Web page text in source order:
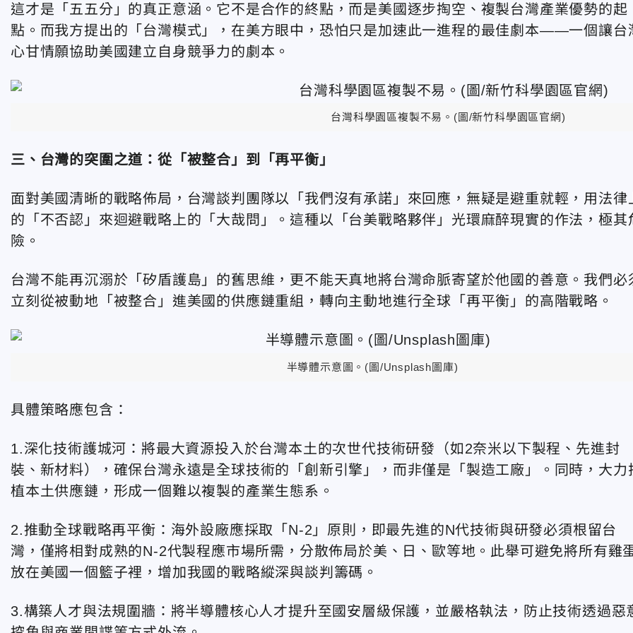
這才是「五五分」的真正意涵。它不是合作的終點，而是美國逐步掏空、複製台灣產業優勢的起
點。而我方提出的「台灣模式」，在美方眼中，恐怕只是加速此一進程的最佳劇本——一個讓台
心甘情願協助美國建立自身競爭力的劇本。
台灣科學園區複製不易。(圖/新竹科學園區官網)
三、台灣的突圍之道：從「被整合」到「再平衡」
面對美國清晰的戰略佈局，台灣談判團隊以「我們沒有承諾」來回應，無疑是避重就輕，用法律
的「不否認」來迴避戰略上的「大哉問」。這種以「台美戰略夥伴」光環麻醉現實的作法，極其
險。
台灣不能再沉溺於「矽盾護島」的舊思維，更不能天真地將台灣命脈寄望於他國的善意。我們必
立刻從被動地「被整合」進美國的供應鏈重組，轉向主動地進行全球「再平衡」的高階戰略。
半導體示意圖。(圖/Unsplash圖庫)
具體策略應包含：
1.深化技術護城河：將最大資源投入於台灣本土的次世代技術研發（如2奈米以下製程、先進封
裝、新材料），確保台灣永遠是全球技術的「創新引擎」，而非僅是「製造工廠」。同時，大力
植本土供應鏈，形成一個難以複製的產業生態系。
2.推動全球戰略再平衡：海外設廠應採取「N-2」原則，即最先進的N代技術與研發必須根留台
灣，僅將相對成熟的N-2代製程應市場所需，分散佈局於美、日、歐等地。此舉可避免將所有雞
放在美國一個籃子裡，增加我國的戰略縱深與談判籌碼。
3.構築人才與法規圍牆：將半導體核心人才提升至國安層級保護，並嚴格執法，防止技術透過惡